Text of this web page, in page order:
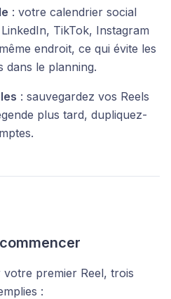
: votre calendrier social
TikTok, Instagram
endroit, ce qui évite les
dans le planning.
: sauvegardez vos Reels
plus tard, dupliquez-
premier Reel, trois
: